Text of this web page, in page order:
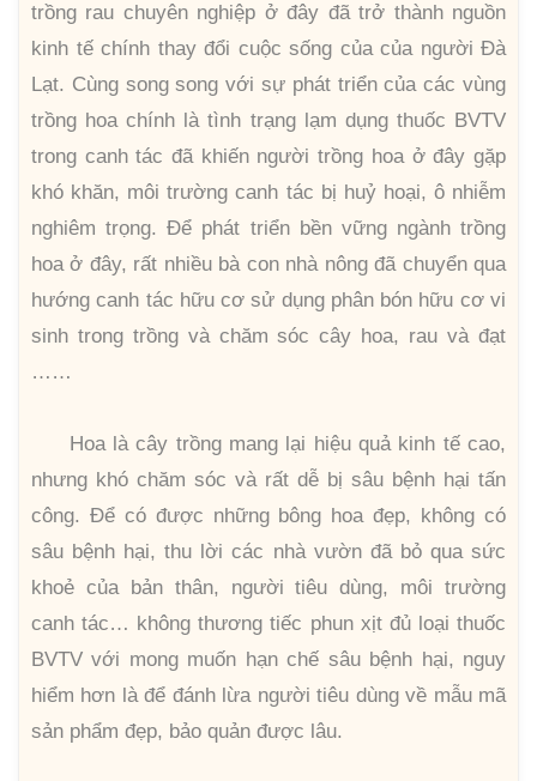
trồng rau chuyên nghiệp ở đây đã trở thành nguồn
kinh tế chính thay đổi cuộc sống của của người Đà
Lạt. Cùng song song với sự phát triển của các vùng
trồng hoa chính là tình trạng lạm dụng thuốc BVTV
trong canh tác đã khiến người trồng hoa ở đây gặp
khó khăn, môi trường canh tác bị huỷ hoại, ô nhiễm
nghiêm trọng. Để phát triển bền vững ngành trồng
hoa ở đây, rất nhiều bà con nhà nông đã chuyển qua
hướng canh tác hữu cơ sử dụng phân bón hữu cơ vi
sinh trong trồng và chăm sóc cây hoa, rau và đạt
……
Hoa là cây trồng mang lại hiệu quả kinh tế cao,
nhưng khó chăm sóc và rất dễ bị sâu bệnh hại tấn
công. Để có được những bông hoa đẹp, không có
sâu bệnh hại, thu lời các nhà vườn đã bỏ qua sức
khoẻ của bản thân, người tiêu dùng, môi trường
canh tác… không thương tiếc phun xịt đủ loại thuốc
BVTV với mong muốn hạn chế sâu bệnh hại, nguy
hiểm hơn là để đánh lừa người tiêu dùng về mẫu mã
sản phẩm đẹp, bảo quản được lâu.